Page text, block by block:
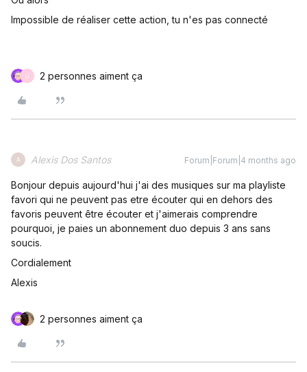
Impossible de réaliser cette action, tu n'es pas connecté
2 personnes aiment ça
A Alexis Dos Santos Forum|Forum|4 months ago
Bonjour depuis aujourd'hui j'ai des musiques sur ma playliste
favori qui ne peuvent pas etre écouter qui en dehors des
favoris peuvent être écouter et j'aimerais comprendre
pourquoi, je paies un abonnement duo depuis 3 ans sans
soucis.
Cordialement
Alexis
2 personnes aiment ça